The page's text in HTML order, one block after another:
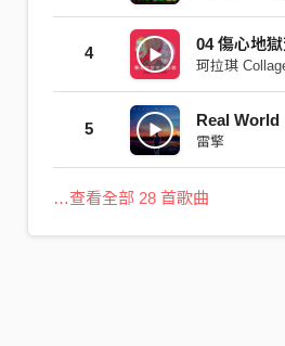
4 04 傷心地
珂拉琪
5 Real World
雷擎
…查看全部 28 首歌曲